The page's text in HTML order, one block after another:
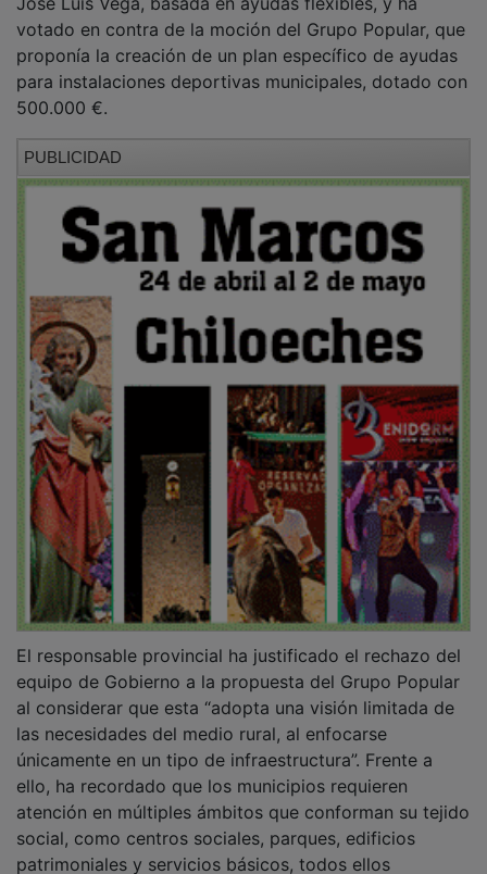
votado en contra de la moción del Grupo Popular, que
proponía la creación de un plan específico de ayudas
para instalaciones deportivas municipales, dotado con
500.000 €.
equipo de Gobierno a la propuesta del Grupo Popular
al considerar que esta “adopta una visión limitada de
las necesidades del medio rural, al enfocarse
únicamente en un tipo de infraestructura”. Frente a
ello, ha recordado que los municipios requieren
atención en múltiples ámbitos que conforman su tejido
social, como centros sociales, parques, edificios
patrimoniales y servicios básicos, todos ellos